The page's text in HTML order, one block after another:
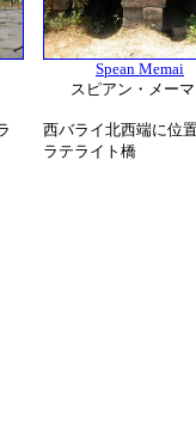
Spean Memai
スピアン・メー
西バライ北西端に位
ラテライト橋